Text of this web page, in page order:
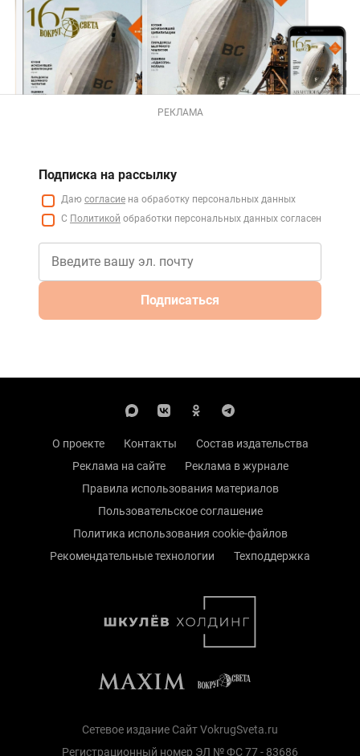
РЕКЛАМА
Подписка на рассылку
Даю согласие на обработку персональных данных
С Политикой обработки персональных данных согласен
Подписаться
О проекте Контакты
Состав издательства
Реклама на сайте
Реклама в журнале
Правила использования материалов
Пользовательское соглашение
Политика использования cookie-файлов
Рекомендательные технологии
Техподдержка
Сетевое издание Сайт VokrugSveta.ru
Регистрационный номер ЭЛ № ФС 77 - 83686